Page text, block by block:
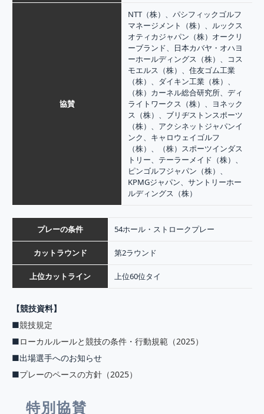
協賛
NTT（株）、パシフィックゴルフ
マネージメント（株）、ルックス
オティカジャパン（株）オークリ
ーブランド、日本カバヤ・オハヨ
ーホールディングス（株）、コス
モエルス（株）、住友ゴム工業
（株）、ダイキン工業（株）、
（株）カーネル総合研究所、ディ
ライトワークス（株）、ヨネック
ス（株）、ブリヂストンスポーツ
（株）、アクシネットジャパンイ
ンク、キャロウェイゴルフ
（株）、（株）スポーツインダス
トリー、テーラーメイド（株）、
ピンゴルフジャパン（株）、
KPMGジャパン、サントリーホー
ルディングス（株）
プレーの条件 54ホール・ストロークプレー
カットラウンド 第2ラウンド
上位カットライン 上位60位タイ
【競技資料】
■競技規定
■ローカルルールと競技の条件・行動規範（2025）
■出場選手へのお知らせ
■プレーのペースの方針（2025）
特別協賛